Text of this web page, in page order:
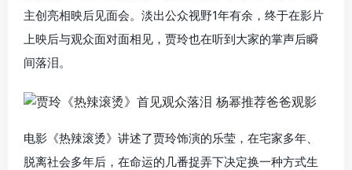
主创亮相映后见面会。淡出公众视野1年有余，终于在影片
上映后与观众面对面相见，贾玲也在听到大家的掌声后瞬
间落泪。
电影《热辣滚烫》讲述了贾玲饰演的乐莹，在宅家多年、
脱离社会多年后，在命运的几番捉弄下决定换一种方式生